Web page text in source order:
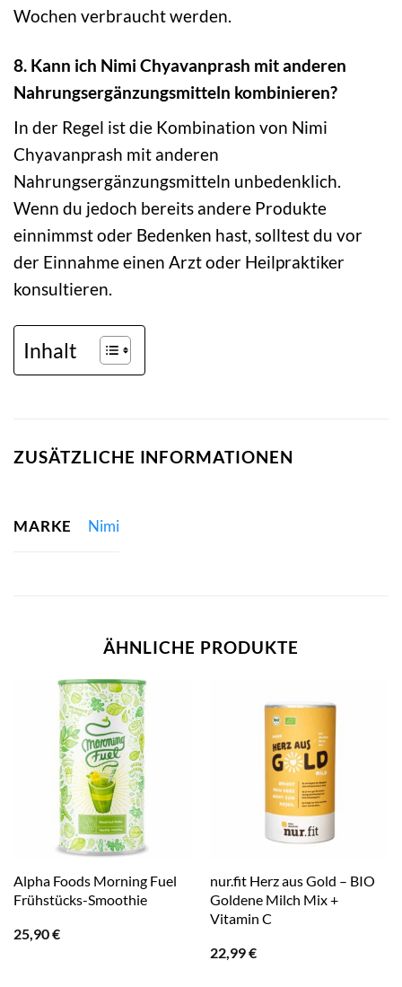
Wochen verbraucht werden.
8. Kann ich Nimi Chyavanprash mit anderen
Nahrungsergänzungsmitteln kombinieren?
In der Regel ist die Kombination von Nimi
Chyavanprash mit anderen
Nahrungsergänzungsmitteln unbedenklich.
Wenn du jedoch bereits andere Produkte
einnimmst oder Bedenken hast, solltest du vor
der Einnahme einen Arzt oder Heilpraktiker
konsultieren.
Inhalt
ZUSÄTZLICHE INFORMATIONEN
MARKE Nimi
ÄHNLICHE PRODUKTE
Alpha Foods Morning Fuel
Frühstücks-Smoothie
25,90€
nur.fit Herz aus Gold – BIO
Goldene Milch Mix +
Vitamin C
22,99€